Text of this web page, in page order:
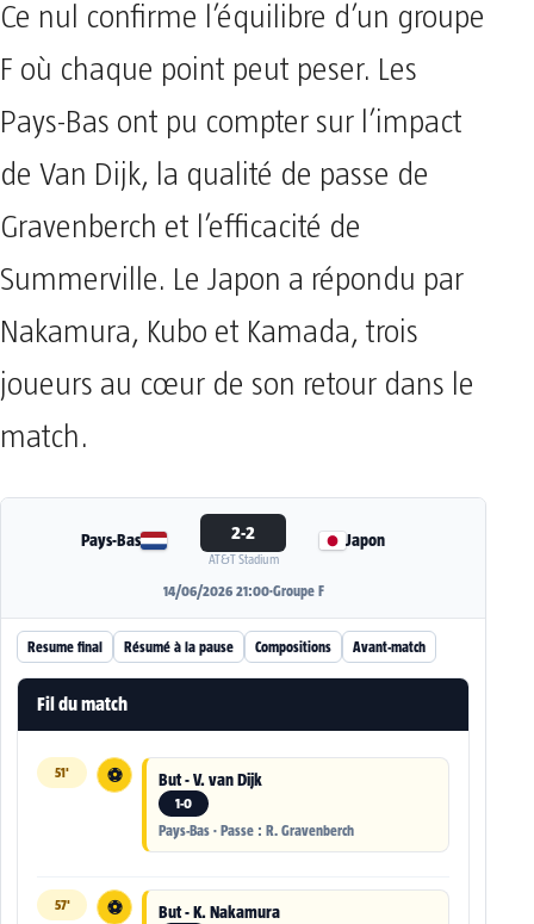
Ce nul confirme l’équilibre d’un groupe
F où chaque point peut peser. Les
Pays-Bas ont pu compter sur l’impact
de Van Dijk, la qualité de passe de
Gravenberch et l’efficacité de
Summerville. Le Japon a répondu par
Nakamura, Kubo et Kamada, trois
joueurs au cœur de son retour dans le
match.
Pays-Bas 2-2
AT&T Stadium
Japon
14/06/2026 21:00·Groupe F
Resume final Résumé à la pause Compositions Avant-match
Fil du match
51' ⚽ But - V. van Dijk
1-0
Pays-Bas · Passe : R. Gravenberch
57' ⚽ But - K. Nakamura